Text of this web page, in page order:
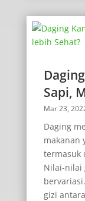
Sapi,
Mar 23,
Daging
makanan
termasuk
Nilai-nilai
gizi